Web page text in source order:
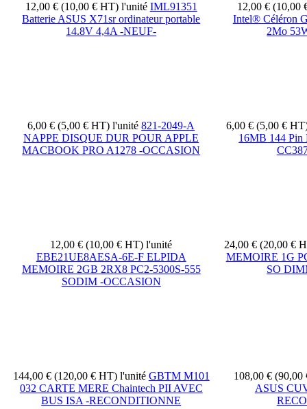
12,00 € (10,00 € HT) l'unité IML91351
Batterie ASUS X71sr ordinateur portable
14.8V 4,4A -NEUF-
12,00 € (10,00
Intel® Céléron
2Mo
6,00 € (5,00 € HT)l'unité 821-2049-A
NAPPE DISQUE DUR POUR APPLE
MACBOOK PRO A1278 -OCCASION
6,00 € (5,00 €
16MB 144 Pin
12,00 € (10,00 € HT)l'unité
EBE21UE8AESA-6E-F ELPIDA
MEMOIRE 2GB 2RX8 PC2-5300S-555
SODIM -OCCASION
24,00 € (20,00 €
MEMOIRE 1G
SO
144,00 € (120,00 € HT) l'unité GBTM M101
032 CARTE MERE Chaintech PII AVEC
BUS ISA -RECONDITIONNE
108,00 €
ASUS